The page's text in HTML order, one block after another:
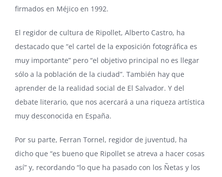
firmados en Méjico en 1992.
El regidor de cultura de Ripollet, Alberto Castro, ha
destacado que “el cartel de la exposición fotográfica es
muy importante” pero “el objetivo principal no es llegar
sólo a la población de la ciudad”. También hay que
aprender de la realidad social de El Salvador. Y del
debate literario, que nos acercará a una riqueza artística
muy desconocida en España.
Por su parte, Ferran Tornel, regidor de juventud, ha
dicho que “es bueno que Ripollet se atreva a hacer cosas
así” y, recordando “lo que ha pasado con los Ñetas y los